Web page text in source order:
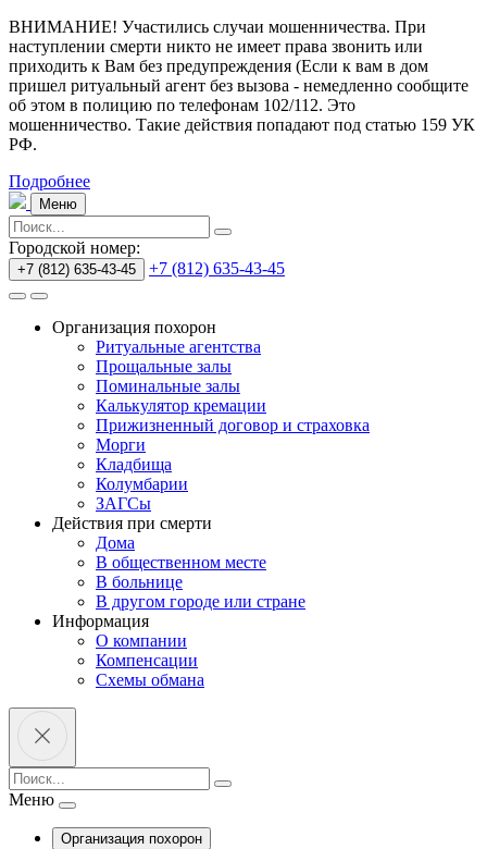
ВНИМАНИЕ! Участились случаи мошенничества. При
наступлении смерти никто не имеет права звонить или
приходить к Вам без предупреждения (Если к вам в дом
пришел ритуальный агент без вызова - немедленно сообщите
об этом в полицию по телефонам 102/112. Это
мошенничество. Такие действия попадают под статью 159 УК
РФ.
Подробнее
Меню
Городской номер:
+7 (812) 635-43-45 +7 (812) 635-43-45
Организация похорон
Ритуальные агентства
Прощальные залы
Поминальные залы
Калькулятор кремации
Прижизненный договор и страховка
Морги
Кладбища
Колумбарии
ЗАГСы
Действия при смерти
Дома
В общественном месте
В больнице
В другом городе или стране
Информация
О компании
Компенсации
Схемы обмана
Меню
Организация похорон